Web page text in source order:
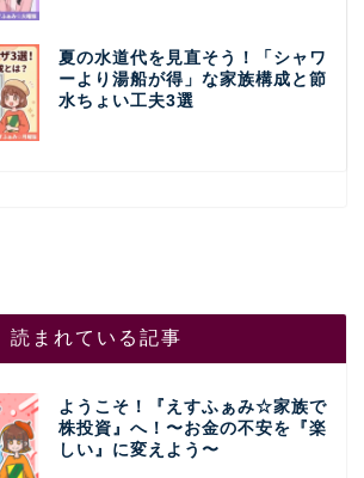
夏の水道代を見直そう！「シャワ
ーより湯船が得」な家族構成と節
水ちょい工夫3選
読まれている記事
ようこそ！『えすふぁみ☆家族で
株投資』へ！〜お金の不安を『楽
しい』に変えよう〜